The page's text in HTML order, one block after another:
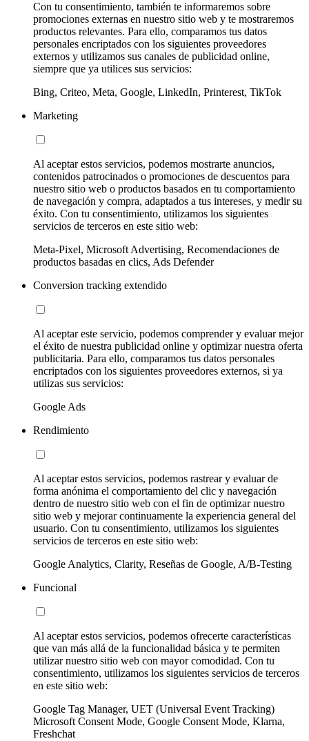
Con tu consentimiento, también te informaremos sobre
promociones externas en nuestro sitio web y te mostraremos
productos relevantes. Para ello, comparamos tus datos
personales encriptados con los siguientes proveedores
externos y utilizamos sus canales de publicidad online,
siempre que ya utilices sus servicios:
Bing, Criteo, Meta, Google, LinkedIn, Printerest, TikTok
Marketing
Al aceptar estos servicios, podemos mostrarte anuncios,
contenidos patrocinados o promociones de descuentos para
nuestro sitio web o productos basados en tu comportamiento
de navegación y compra, adaptados a tus intereses, y medir su
éxito. Con tu consentimiento, utilizamos los siguientes
servicios de terceros en este sitio web:
Meta-Pixel, Microsoft Advertising, Recomendaciones de
productos basadas en clics, Ads Defender
Conversion tracking extendido
Al aceptar este servicio, podemos comprender y evaluar mejor
el éxito de nuestra publicidad online y optimizar nuestra oferta
publicitaria. Para ello, comparamos tus datos personales
encriptados con los siguientes proveedores externos, si ya
utilizas sus servicios:
Google Ads
Rendimiento
Al aceptar estos servicios, podemos rastrear y evaluar de
forma anónima el comportamiento del clic y navegación
dentro de nuestro sitio web con el fin de optimizar nuestro
sitio web y mejorar continuamente la experiencia general del
usuario. Con tu consentimiento, utilizamos los siguientes
servicios de terceros en este sitio web:
Google Analytics, Clarity, Reseñas de Google, A/B-Testing
Funcional
Al aceptar estos servicios, podemos ofrecerte características
que van más allá de la funcionalidad básica y te permiten
utilizar nuestro sitio web con mayor comodidad. Con tu
consentimiento, utilizamos los siguientes servicios de terceros
en este sitio web:
Google Tag Manager, UET (Universal Event Tracking)
Microsoft Consent Mode, Google Consent Mode, Klarna,
Freshchat